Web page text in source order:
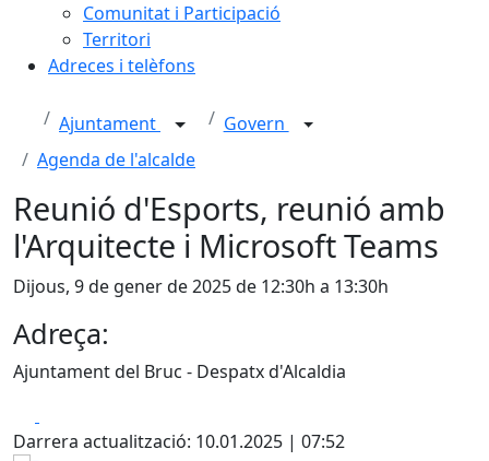
Comunitat i Participació
Territori
Adreces i telèfons
Ajuntament
Govern
Agenda de l'alcalde
Reunió d'Esports, reunió amb
l'Arquitecte i Microsoft Teams
Dijous, 9 de gener de 2025 de 12:30h a 13:30h
Adreça:
Ajuntament del Bruc - Despatx d'Alcaldia
Darrera actualització: 10.01.2025 | 07:52